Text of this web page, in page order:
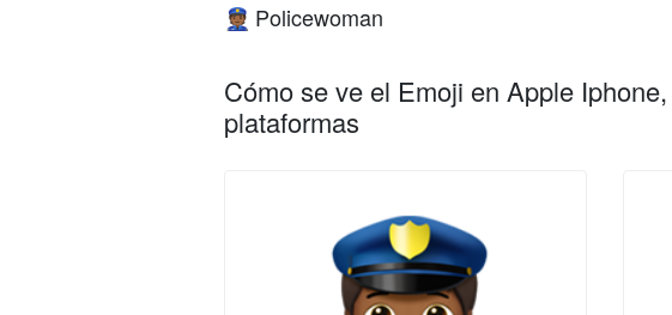
👮🏾 Policewoman
Cómo se ve el Emoji en Apple
plataformas